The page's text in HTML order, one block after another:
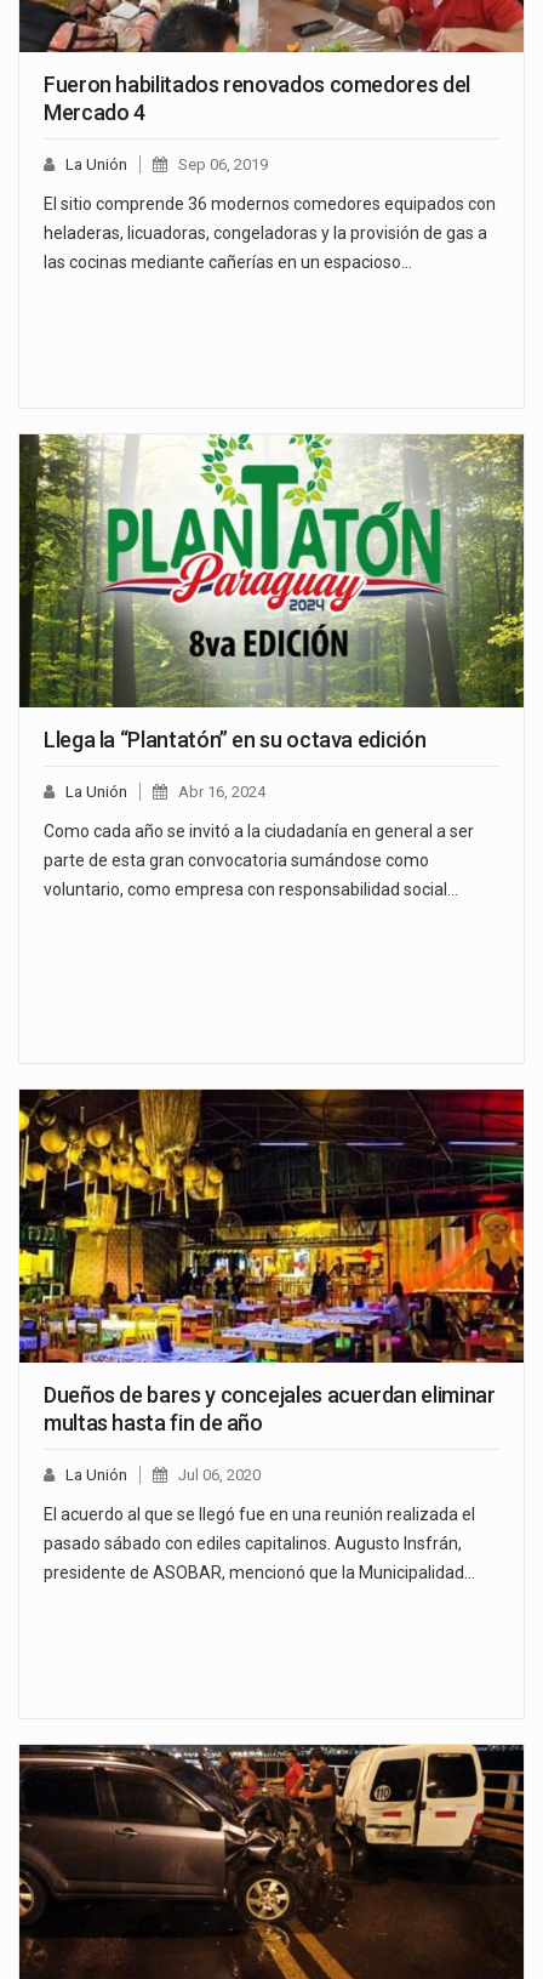
Fueron habilitados renovados comedores del
Mercado 4
La Unión Sep 06, 2019
El sitio comprende 36 modernos comedores equipados con
heladeras, licuadoras, congeladoras y la provisión de gas a
las cocinas mediante cañerías en un espacioso…
Llega la “Plantatón” en su octava edición
La Unión Abr 16, 2024
Como cada año se invitó a la ciudadanía en general a ser
parte de esta gran convocatoria sumándose como
voluntario, como empresa con responsabilidad social…
Dueños de bares y concejales acuerdan eliminar
multas hasta fin de año
La Unión Jul 06, 2020
El acuerdo al que se llegó fue en una reunión realizada el
pasado sábado con ediles capitalinos. Augusto Insfrán,
presidente de ASOBAR, mencionó que la Municipalidad…